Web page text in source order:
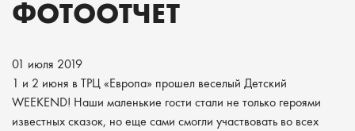
ФОТООТЧЕТ
01 июля 2019
1 и 2 июня в ТРЦ «Европа» прошел веселый Детский
WEEKEND! Наши маленькие гости стали не только героями
известных сказок, но еще сами смогли участвовать во всех